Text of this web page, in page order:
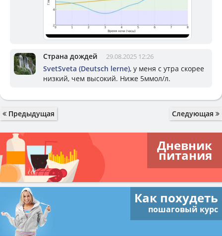
Страна дождей 29.08.2025 12:26
SvetSveta (Deutsch lerne), у меня с утра скорее
низкий, чем высокий. Ниже 5ммол/л.
Предыдущая Следующая
Дневник
питания
Как похудеть
пошаговый курс